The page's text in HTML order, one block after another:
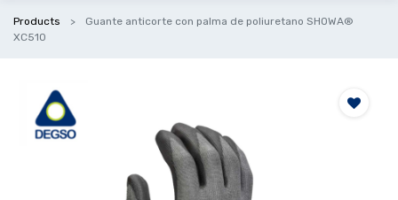
Products
Guante anticorte con palma de poliuretano SHOWA®
XC510